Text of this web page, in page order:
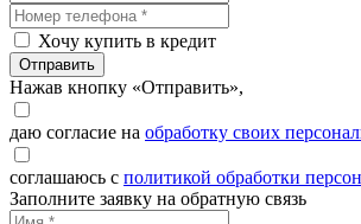
Хочу купить в кредит
Отправить
Нажав кнопку «Отправить»,
даю согласие на обработку своих
соглашаюсь с политикой обработки
Заполните заявку на обратную связь